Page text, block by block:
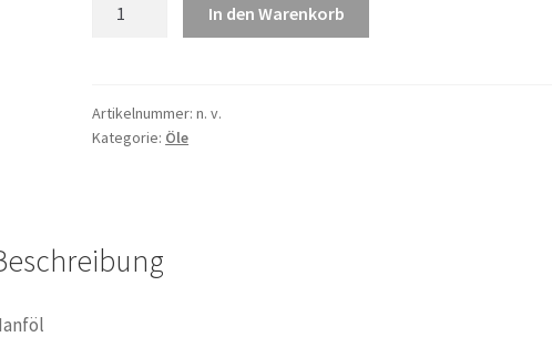
In den Warenkorb
Artikelnummer:n. v.
Kategorie: Öle